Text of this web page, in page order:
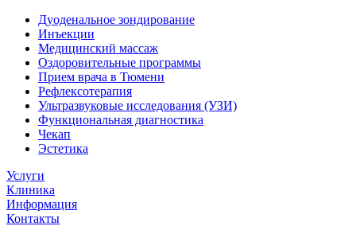
Дуоденальное зондирование
Инъекции
Медицинский массаж
Оздоровительные программы
Прием врача в Тюмени
Рефлексотерапия
Ультразвуковые исследования (УЗИ)
Функциональная диагностика
Чекап
Эстетика
Услуги
Клиника
Информация
Контакты